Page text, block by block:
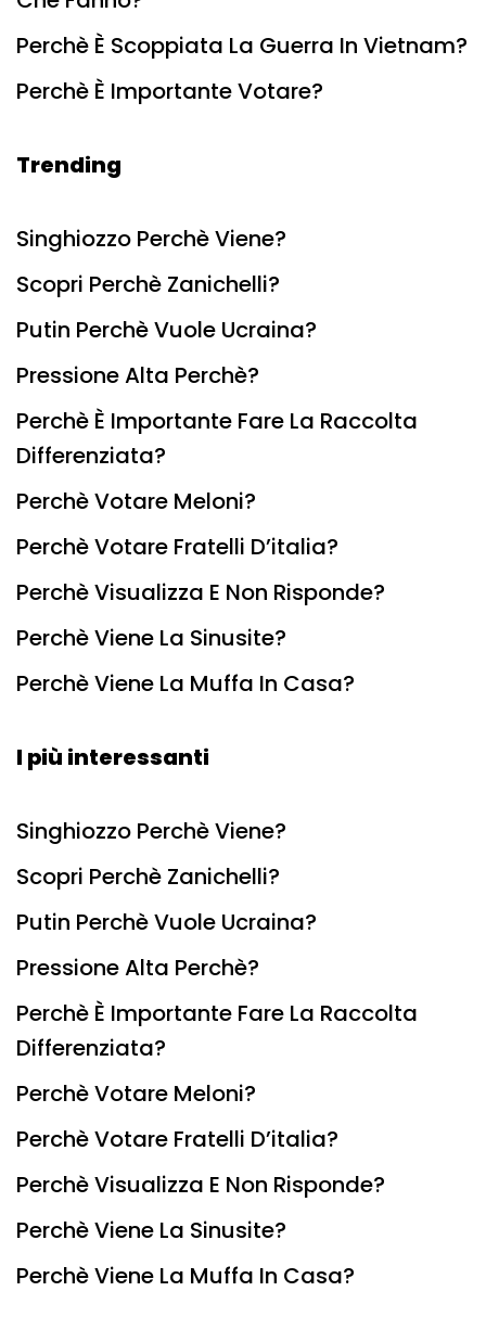
Perchè È Scoppiata La Guerra In Vietnam?
Perchè È Importante Votare?
Trending
Singhiozzo Perchè Viene?
Scopri Perchè Zanichelli?
Putin Perchè Vuole Ucraina?
Pressione Alta Perchè?
Perchè È Importante Fare La Raccolta
Differenziata?
Perchè Votare Meloni?
Perchè Votare Fratelli D’italia?
Perchè Visualizza E Non Risponde?
Perchè Viene La Sinusite?
Perchè Viene La Muffa In Casa?
I più interessanti
Singhiozzo Perchè Viene?
Scopri Perchè Zanichelli?
Putin Perchè Vuole Ucraina?
Pressione Alta Perchè?
Perchè È Importante Fare La Raccolta
Differenziata?
Perchè Votare Meloni?
Perchè Votare Fratelli D’italia?
Perchè Visualizza E Non Risponde?
Perchè Viene La Sinusite?
Perchè Viene La Muffa In Casa?